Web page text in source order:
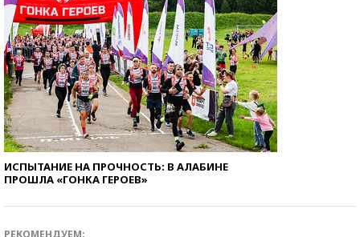
ИСПЫТАНИЕ НА ПРОЧНОСТЬ: В АЛАБИНЕ
ПРОШЛА «ГОНКА ГЕРОЕВ»
РЕКОМЕНДУЕМ: